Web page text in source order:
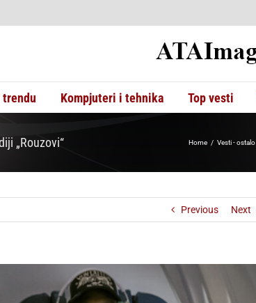
trendu Kompjuteri i tehnika Top vesti
„Rouzovi“ Home Vesti - ostalo
Previous Next